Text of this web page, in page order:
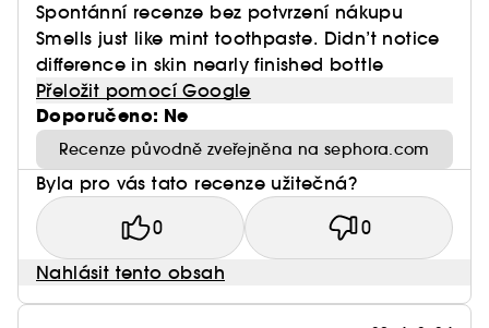
Spontánní recenze bez potvrzení nákupu
Smells just like mint toothpaste. Didn’t notice
difference in skin nearly finished bottle
Přeložit pomocí Google
Doporučeno: Ne
Recenze původně zveřejněna na sephora.com
Byla pro vás tato recenze užitečná?
0 0
Nahlásit tento obsah